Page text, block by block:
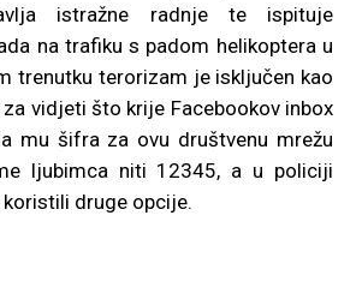
istražne radnje te ispituje
na trafiku s padom helikoptera u
trenutku terorizam je isključen kao
vidjeti što krije Facebookov inbox
mu šifra za ovu društvenu mrežu
ljubimca niti 12345, a u policiji
koristili druge opcije.